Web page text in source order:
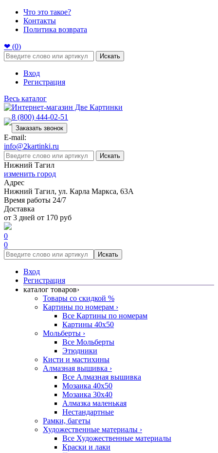
Что это такое?
Контакты
Политика возврата
❤ (0)
Искать
Вход
Регистрация
Весь каталог
8 (800) 444-02-51
Заказать звонок
E-mail:
info@2kartinki.ru
Искать
Нижний Тагил
изменить город
Адрес
Нижний Тагил, ул. Карла Маркса, 63А
Время работы 24/7
Доставка
от 3 дней от 170 руб
0
0
Искать
Вход
Регистрация
каталог товаров›
Товары со скидкой %
Картины по номерам ›
Все Картины по номерам
Картины 40x50
Мольберты ›
Все Мольберты
Этюдники
Кисти и мастихины
Алмазная вышивка ›
Все Алмазная вышивка
Мозаика 40x50
Мозаика 30x40
Алмазка маленькая
Нестандартные
Рамки, багеты
Художественные материалы ›
Все Художественные материалы
Краски и лаки